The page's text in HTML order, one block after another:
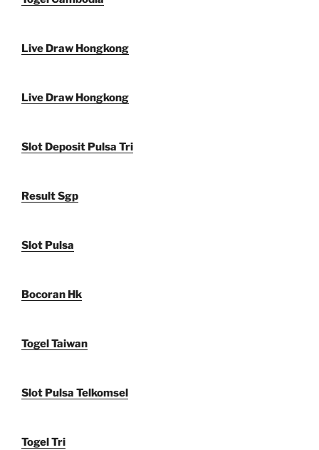
Live Draw Hongkong
Live Draw Hongkong
Slot Deposit Pulsa Tri
Result Sgp
Slot Pulsa
Bocoran Hk
Togel Taiwan
Slot Pulsa Telkomsel
Togel Tri